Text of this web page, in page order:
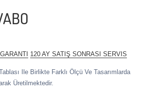
120 AY SATIŞ SONRASI SERVIS
Ile Birlikte Farklı Ölçü Ve Tasarımlarda
Üretilmektedir.